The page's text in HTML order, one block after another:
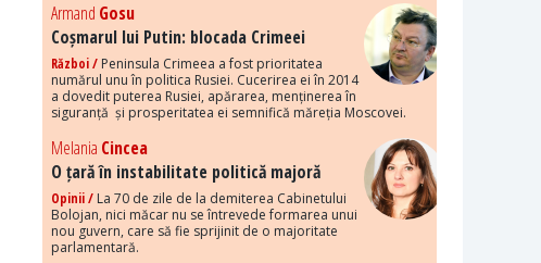
Armand Gosu
Coșmarul lui Putin: blocada Crimeei
Război / Peninsula Crimeea a fost prioritatea
numărul unu în politica Rusiei. Cucerirea ei în 2014
a dovedit puterea Rusiei, apărarea, menținerea în
siguranță și prosperitatea ei semnifică măreția Moscovei.
Melania Cincea
O țară în instabilitate politică majoră
Opinii / La 70 de zile de la demiterea Cabinetului
Bolojan, nici măcar nu se întrevede formarea unui
nou guvern, care să fie sprijinit de o majoritate
parlamentară.